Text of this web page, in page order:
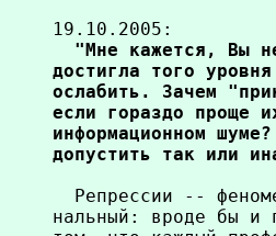
19.10.2005:
"Мне кажется, Вы
достигла того
ослабить. Зачем
если гораздо проще
информационном
Репрессии --
нальный: вроде бы и